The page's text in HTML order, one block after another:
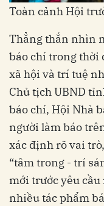
Toàn cảnh Hội
Thẳng thắn nhìn
báo chí trong thời
xã hội và trí tuệ
Chủ tịch UBND
báo chí, Hội Nhà
người làm báo
xác định rõ vai
“tâm trong - trí
mới trước yêu cầu
nhiều tác phẩm